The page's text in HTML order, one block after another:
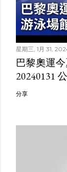
星期三, 1月 31,
巴黎奧運
20240131
分享